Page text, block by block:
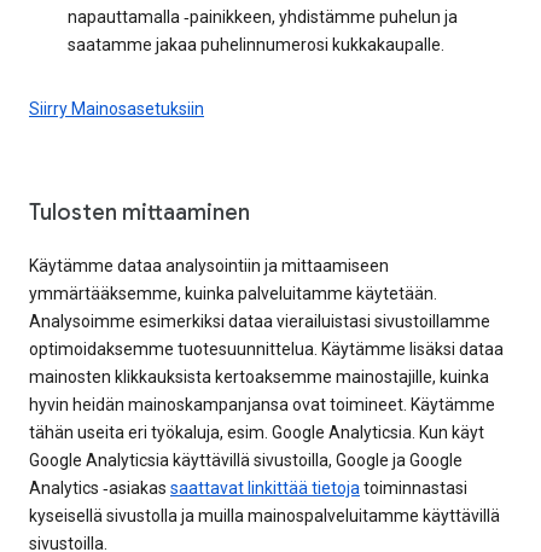
napauttamalla ‑painikkeen, yhdistämme puhelun ja
saatamme jakaa puhelinnumerosi kukkakaupalle.
Siirry Mainosasetuksiin
Tulosten mittaaminen
Käytämme dataa analysointiin ja mittaamiseen
ymmärtääksemme, kuinka palveluitamme käytetään.
Analysoimme esimerkiksi dataa vierailuistasi sivustoillamme
optimoidaksemme tuotesuunnittelua. Käytämme lisäksi dataa
mainosten klikkauksista kertoaksemme mainostajille, kuinka
hyvin heidän mainoskampanjansa ovat toimineet. Käytämme
tähän useita eri työkaluja, esim. Google Analyticsia. Kun käyt
Google Analyticsia käyttävillä sivustoilla, Google ja Google
Analytics ‑asiakas saattavat linkittää tietoja toiminnastasi
kyseisellä sivustolla ja muilla mainospalveluitamme käyttävillä
sivustoilla.